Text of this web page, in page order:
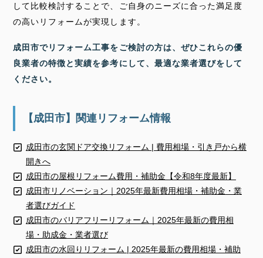
して比較検討することで、ご自身のニーズに合った満足度
の高いリフォームが実現します。
成田市でリフォーム工事をご検討の方は、ぜひこれらの優
良業者の特徴と実績を参考にして、最適な業者選びをして
ください。
【成田市】関連リフォーム情報
成田市の玄関ドア交換リフォーム | 費用相場・引き戸から横
開きへ
成田市の屋根リフォーム費用・補助金【令和8年度最新】
成田市リノベーション｜2025年最新費用相場・補助金・業
者選びガイド
成田市のバリアフリーリフォーム｜2025年最新の費用相
場・助成金・業者選び
成田市の水回りリフォーム | 2025年最新の費用相場・補助